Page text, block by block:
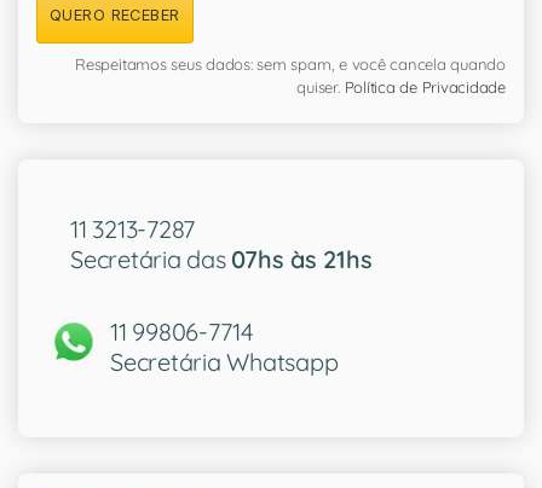
QUERO RECEBER
Respeitamos seus dados: sem spam, e você cancela quando
quiser. Política de Privacidade
11 3213-7287
Secretária das 07hs às 21hs
11 99806-7714
Secretária Whatsapp